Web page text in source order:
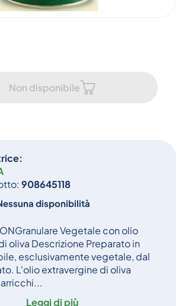
908645118
disponibilità
Vegetale con olio
oliva Descrizione Preparato in
esclusivamente vegetale, dal
L'olio extravergine di oliva
Leggi di più
Non disponibile